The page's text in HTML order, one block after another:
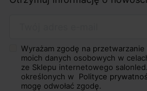
Wyrażam zgodę na przetwarzanie
moich danych osobowych w
ze Sklepu internetowego
określonych w Polityce
mogę odwołać zgodę.